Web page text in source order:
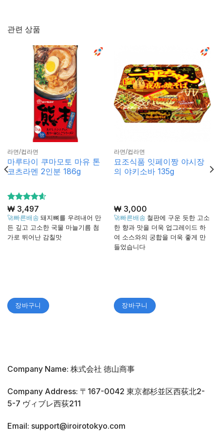
관련 상품
라면/컵라면
마루타이 쿠마모토 마유 톤
코츠라멘 2인분 186g
5 중에서
4.6로 평
가됨
₩3,497
🚀빠른배송 돼지뼈를 우려내어 만
든 깊고 고소한 국물 마늘기름 첨
가로 뛰어난 감칠맛
장바구니
라면/컵라면
묘조식품 잇페이짱 야시장
의 야키소바 135g
₩3,000
🚀빠른배송 철판에 구운 듯한 고소
한 향과 맛을 더욱 업그레이드 하
여 소스와의 궁합을 더욱 좋게 만
들었습니다
장바구니
Company Name: 株式会社 徳山商事
Company Address: 〒167-0042 東京都杉並区西荻北2-
5-7 ヴィブレ西荻211
Email: support@iroirotokyo.com